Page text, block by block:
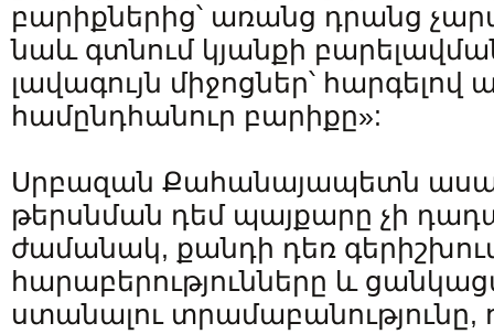
բարիքներից՝ առանց դրանց
նաև գտնում կյանքի
լավագույն միջոցներ՝
համընդհանուր բարիքը»:
Սրբազան Քահանայապետն
թերսնման դեմ պայքարը չի
ժամանակ, քանդի դեռ
հարաբերությունները և
ստանալու տրամաբանությունը,